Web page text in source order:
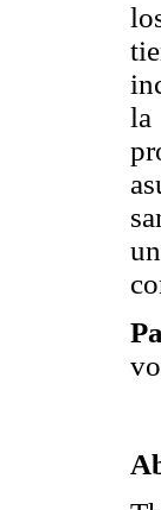
la